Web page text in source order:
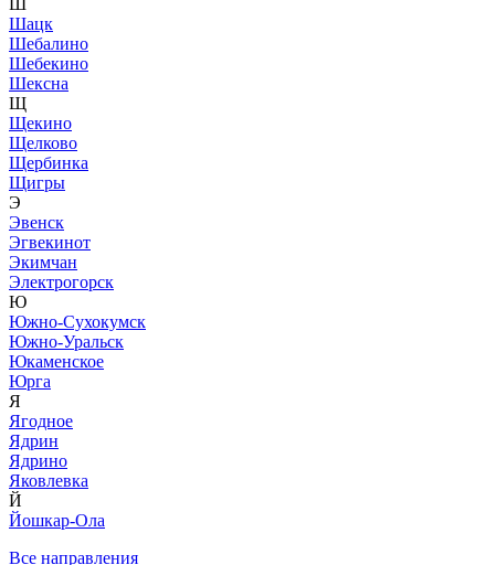
Шацк
Шебалино
Шебекино
Шексна
Щ
Щекино
Щелково
Щербинка
Щигры
Э
Эвенск
Эгвекинот
Экимчан
Электрогорск
Ю
Южно-Сухокумск
Южно-Уральск
Юкаменское
Юрга
Я
Ягодное
Ядрин
Ядрино
Яковлевка
Й
Йошкар-Ола
Все направления